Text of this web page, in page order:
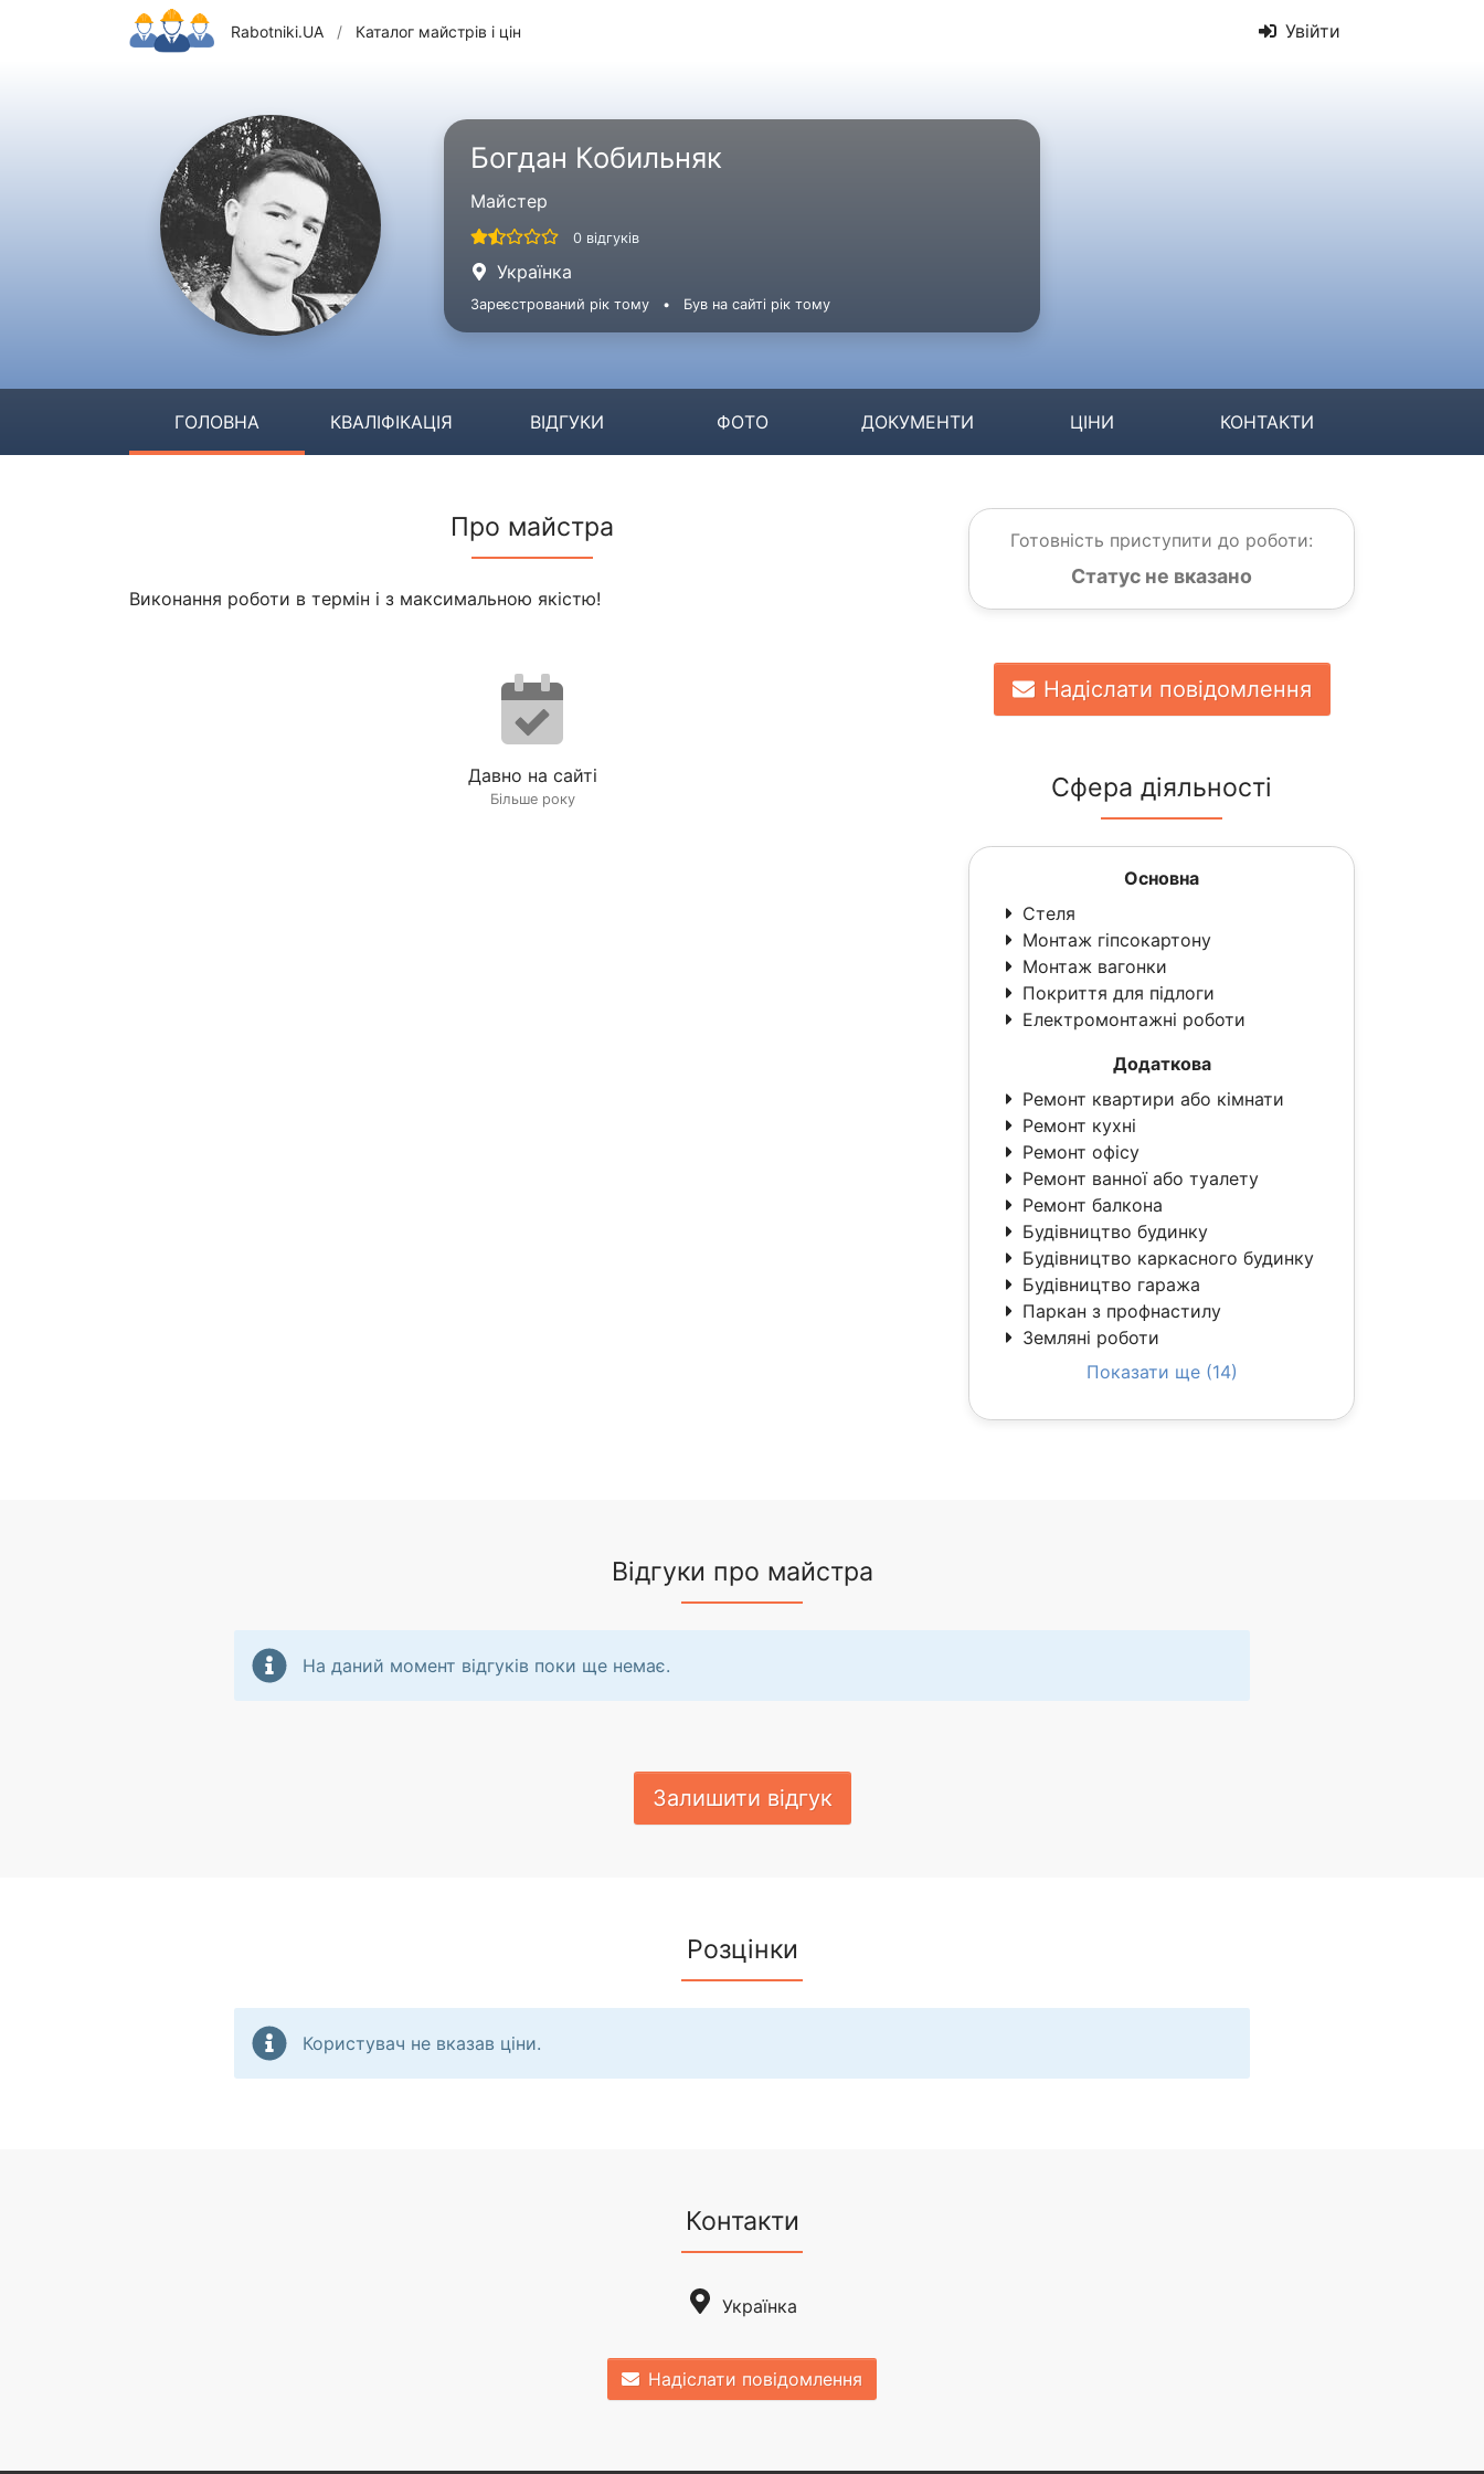
Rabotniki.UA / Каталог майстрів і цін Увійти
Богдан Кобильняк
Майстер
0 відгуків
Українка
Зареєстрований рік тому • Був на сайті рік тому
ГОЛОВНА КВАЛІФІКАЦІЯ ВІДГУКИ ФОТО ДОКУМЕНТИ ЦІНИ КОНТАКТИ
Про майстра
Виконання роботи в термін і з максимальною якістю!
Давно на сайті
Більше року
Готовність приступити до роботи:
Статус не вказано
Надіслати повідомлення
Сфера діяльності
Основна
Стеля
Монтаж гіпсокартону
Монтаж вагонки
Покриття для підлоги
Електромонтажні роботи
Додаткова
Ремонт квартири або кімнати
Ремонт кухні
Ремонт офісу
Ремонт ванної або туалету
Ремонт балкона
Будівництво будинку
Будівництво каркасного будинку
Будівництво гаража
Паркан з профнастилу
Земляні роботи
Показати ще (14)
Відгуки про майстра
На даний момент відгуків поки ще немає.
Залишити відгук
Розцінки
Користувач не вказав ціни.
Контакти
Українка
Надіслати повідомлення